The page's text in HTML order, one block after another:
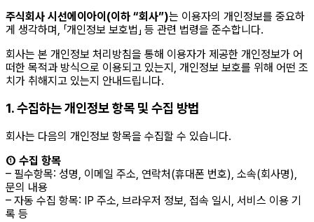
주식회사 시선에이아이(이하 “회사”)는 이용자의 개인정보를 중요하
게 생각하며, 「개인정보 보호법」 등 관련 법령을 준수합니다.
회사는 본 개인정보 처리방침을 통해 이용자가 제공한 개인정보가 어
떠한 목적과 방식으로 이용되고 있는지, 개인정보 보호를 위해 어떤 조
치가 취해지고 있는지 안내드립니다.
1. 수집하는 개인정보 항목 및 수집 방법
회사는 다음의 개인정보 항목을 수집할 수 있습니다.
① 수집 항목
– 필수항목: 성명, 이메일 주소, 연락처(휴대폰 번호), 소속(회사명),
문의 내용
– 자동 수집 항목: IP 주소, 브라우저 정보, 접속 일시, 서비스 이용 기
록 등